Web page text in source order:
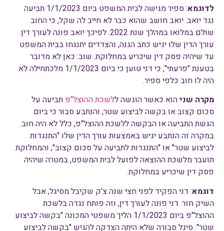
לדוגמא
: ספיר מגישה לבית המשפט ביום 1/1/2023 תביעה
נגד יואב. יואב חושב שהוא כבר לא חייב לה שקל, כי החוב
שולם במלואו במהלך שנת 2022. לפיכך יואב פונה לעורך דין.
עורך הדין שלו יגיש כתב הגנה, והצדדים יתנגחו בבית המשפט
עד שיהיה פסק דין שיכריע במחלוקת. שוב: כאן לא מדובר
בטענת "פרעתי", כי דני טוען כי ביום 1/1/2023 מלכתחילה לא
היה לו חוב כלפי ספיר.
מקרה שניהוא כאשר הוגשה ללשכת ההוצל"פ תביעה על
סכום קצוב או בקשה לביצוע שטר, והנתבע סבור כי ביום
הגשת התביעה או הבקשה ללשכת ההוצל"פ, כלל לא היה חוב.
במקרה זה הנתבע יגיש באמצעות עורך הדין שלו "התנגדות
לביצוע שטר" או "התנגדות לתביעה על סכום קצוב", והמחלוקת
תועבר מלשכת ההוצאה לפועל לבית המשפט, במטרה שיהיה
פסק דין שיכריע במחלוקת.
דוגמא: דני הפקיד לפני חצי שנה צ'ק שקיבל מסיגל, אבל
השיק חזר. דני פונה לעורך דין, וזה פותח נגדה בלשכת
ההוצל"פ ביום 1/1/2023 הליך משפטי המכונה "בקשה לביצוע
שטר". סיגל סבורה שלא היתה הצדקה להגיש "בקשה לביצוע